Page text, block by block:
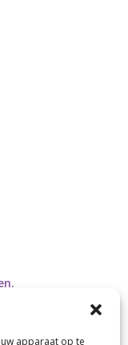
apparaat op te